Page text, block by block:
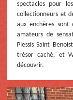
spectacles pour
collectionneurs et
aux enchères sont
amateurs de
Plessis Saint
trésor caché, et
découvrir.